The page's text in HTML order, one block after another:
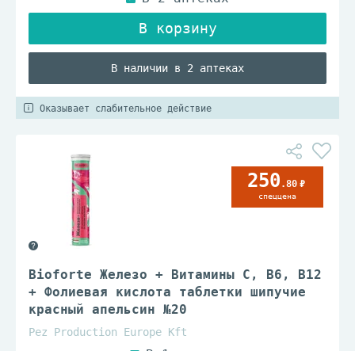
В наличии в 2 аптеках
Оказывает слабительное действие
Bioforte Железо + Витамины C, B6, B12
+ Фолиевая кислота таблетки шипучие
красный апельсин №20
Pez Production Europe Kft
250 .80
спеццена